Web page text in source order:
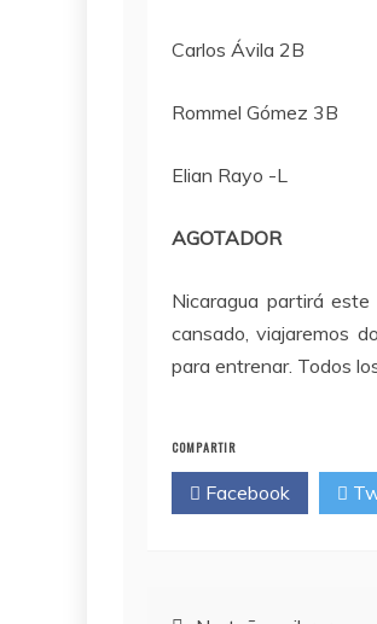
Carlos Ávila 2B
Rommel Gómez 3B
Elian Rayo -L
AGOTADOR
Nicaragua partirá
cansado, viajaremos
para entrenar. Todos
COMPARTIR
Facebook